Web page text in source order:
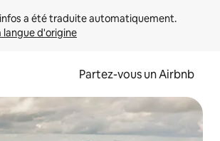
langue d'origine
Partez-vous un Airbnb